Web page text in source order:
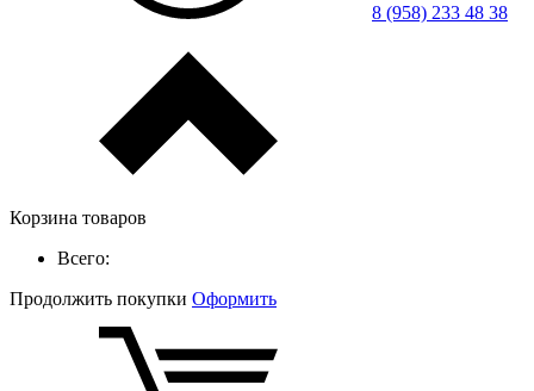
8 (958) 233 48 38
Корзина товаров
Всего:
Продолжить покупки Оформить